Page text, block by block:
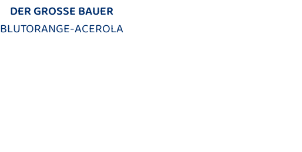
DER GROSSE BAUER
BLUTORANGE-ACEROLA